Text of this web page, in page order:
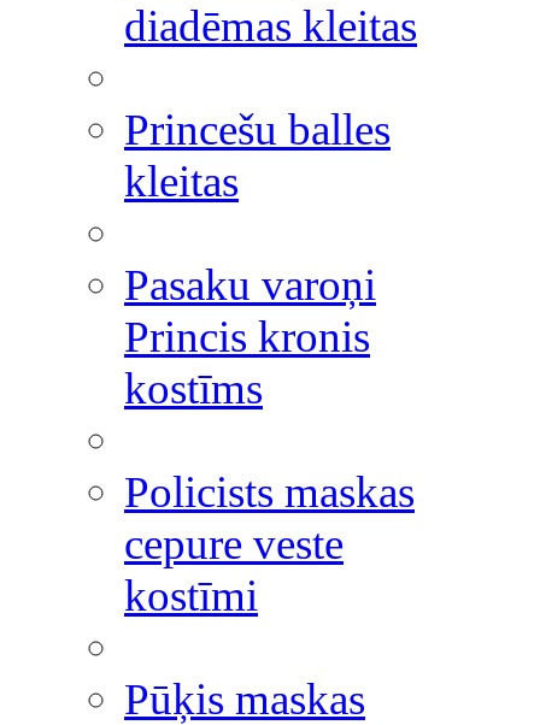
diadēmas kleitas
Princešu balles
kleitas
Pasaku varoņi
Princis kronis
kostīms
Policists maskas
cepure veste
kostīmi
Pūķis maskas